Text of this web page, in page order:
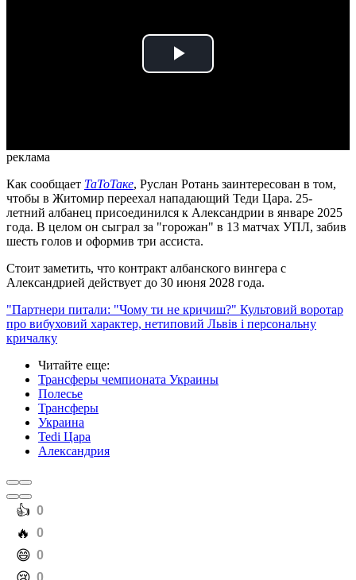
Play
реклама
Как сообщает ТаТоТаке, Руслан Ротань заинтересован в том,
чтобы в Житомир переехал нападающий Теди Цара. 25-
летний албанец присоединился к Александрии в январе 2025
года. В целом он сыграл за "горожан" в 13 матчах УПЛ, забив
шесть голов и оформив три ассиста.
Стоит заметить, что контракт албанского вингера с
Александрией действует до 30 июня 2028 года.
"Партнери питали: "Чому ти не кричиш?" Культовий воротар
про вибуховий характер, нетиповий Львів і персональну
кричалку
Читайте еще:
Трансферы чемпионата Украины
Полесье
Трансферы
Украина
Tedi Цара
Александрия
️👍 0
️🔥 0
️😄 0